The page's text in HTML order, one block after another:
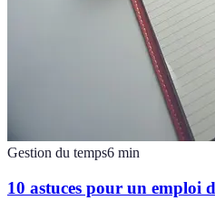
Gestion du temps6 min
10 astuces pour un emploi